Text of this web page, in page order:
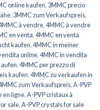
online kaufen, 3MMC precio
, 3MMC zum Verkaufspreis,
à vendre,4MMC à vendre
en venta,4MMC en venta
kaufen,4MMC in meiner
online,4MMC in vendita
,4MMC per prezzo di
kaufen,4MMC zu verkaufen in
zum Verkaufspreis,A-PVP
en ligne,A-PVP cristaux à
sale,A-PVP crystals for sale